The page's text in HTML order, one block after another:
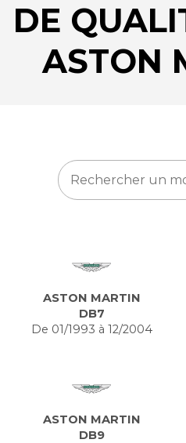
DE
ASTON
ASTON MARTIN
DB7
De 01/1993 à 12/2004
ASTON MARTIN
DB9